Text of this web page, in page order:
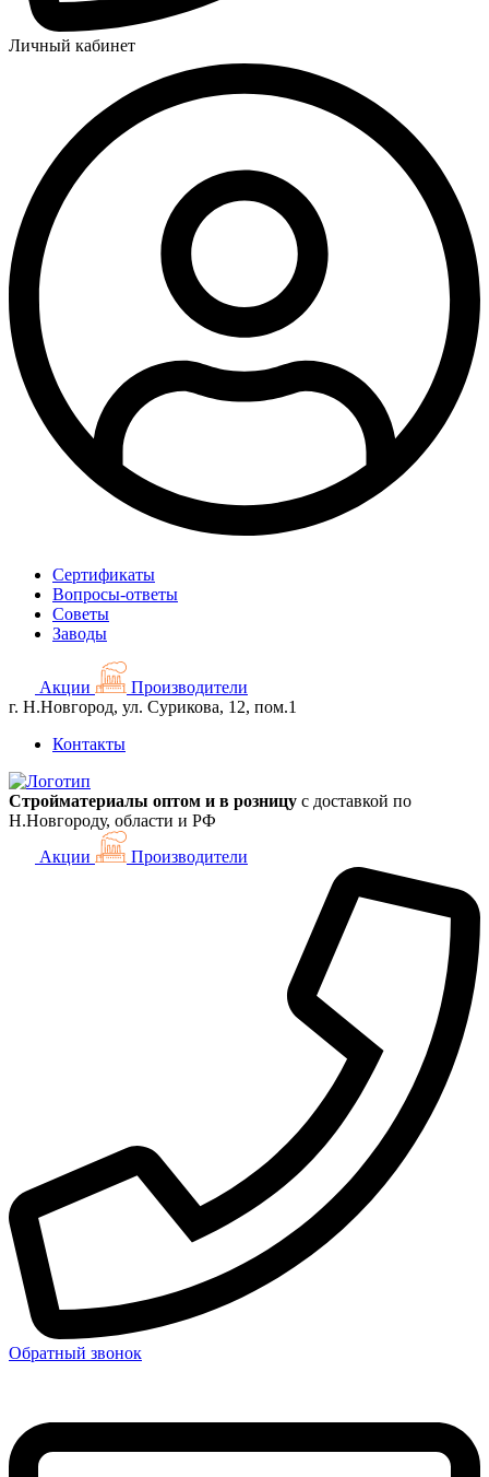
Личный кабинет
Сертификаты
Вопросы-ответы
Советы
Заводы
Акции
Производители
г. Н.Новгород, ул. Сурикова, 12, пом.1
Контакты
Стройматериалы оптом и в розницу с доставкой по
Н.Новгороду, области и РФ
Акции
Производители
Обратный звонок